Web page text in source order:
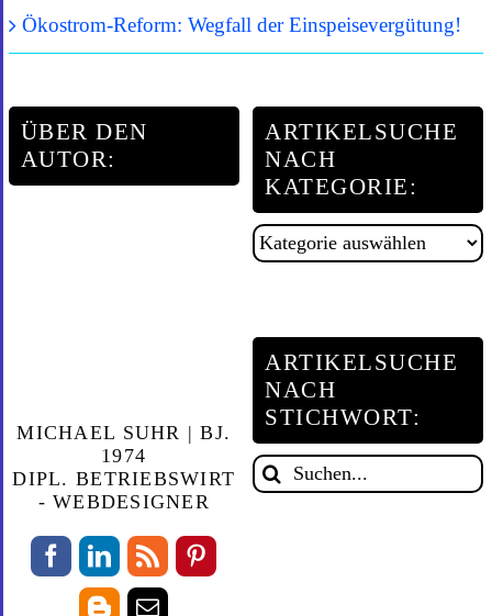
Ökostrom-Reform: Wegfall der Einspeisevergütung!
ÜBER DEN
AUTOR:
MICHAEL SUHR | BJ.
1974
DIPL. BETRIEBSWIRT
- WEBDESIGNER
ARTIKELSUCHE
NACH
KATEGORIE:
Artikelsuche
ARTIKELSUCHE
NACH
STICHWORT:
Suche